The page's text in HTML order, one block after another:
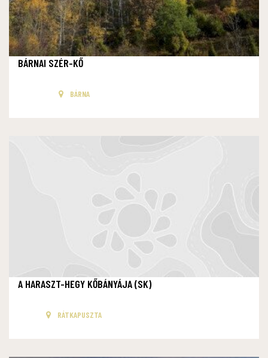
BÁRNAI SZÉR-KŐ
BÁRNA
A HARASZT-HEGY KŐBÁNYÁJA (SK)
RÁTKAPUSZTA